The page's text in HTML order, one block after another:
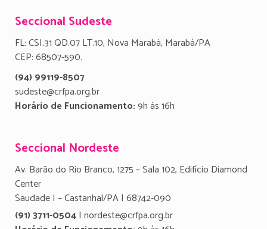
Seccional Sudeste
FL: CSI.31 QD.07 LT.10, Nova Marabá, Marabá/PA
CEP: 68507-590.
(94) 99119-8507
sudeste@crfpa.org.br
Horário de Funcionamento:9h às 16h
Seccional Nordeste
Av. Barão do Rio Branco, 1275 – Sala 102, Edifício Diamond
Center
Saudade I – Castanhal/PA | 68742-090
(91) 3711-0504| nordeste@crfpa.org.br